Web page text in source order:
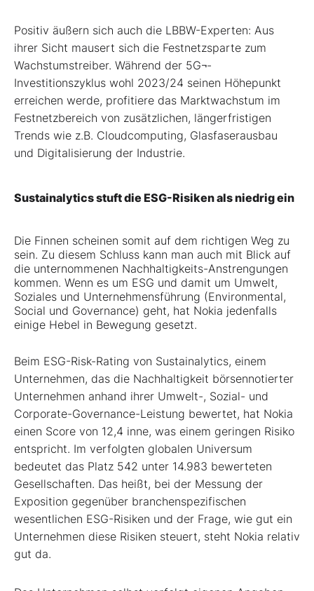
Positiv äußern sich auch die LBBW-Experten: Aus
ihrer Sicht mausert sich die Festnetzsparte zum
Wachstumstreiber. Während der 5G¬-
Investitionszyklus wohl 2023/24 seinen Höhepunkt
erreichen werde, profitiere das Marktwachstum im
Festnetzbereich von zusätzlichen, längerfristigen
Trends wie z.B. Cloudcomputing, Glasfaserausbau
und Digitalisierung der Industrie.
Sustainalytics stuft die ESG-Risiken als niedrig ein
Die Finnen scheinen somit auf dem richtigen Weg zu
sein. Zu diesem Schluss kann man auch mit Blick auf
die unternommenen Nachhaltigkeits-Anstrengungen
kommen. Wenn es um ESG und damit um Umwelt,
Soziales und Unternehmensführung (Environmental,
Social und Governance) geht, hat Nokia jedenfalls
einige Hebel in Bewegung gesetzt.
Beim ESG-Risk-Rating von Sustainalytics, einem
Unternehmen, das die Nachhaltigkeit börsennotierter
Unternehmen anhand ihrer Umwelt-, Sozial- und
Corporate-Governance-Leistung bewertet, hat Nokia
einen Score von 12,4 inne, was einem geringen Risiko
entspricht. Im verfolgten globalen Universum
bedeutet das Platz 542 unter 14.983 bewerteten
Gesellschaften. Das heißt, bei der Messung der
Exposition gegenüber branchenspezifischen
wesentlichen ESG-Risiken und der Frage, wie gut ein
Unternehmen diese Risiken steuert, steht Nokia relativ
gut da.